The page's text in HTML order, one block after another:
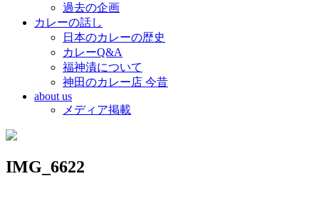
過去の企画
カレーの話し
日本のカレーの歴史
カレーQ&A
福神漬について
神田のカレー店 今昔
about us
メディア掲載
IMG_6622